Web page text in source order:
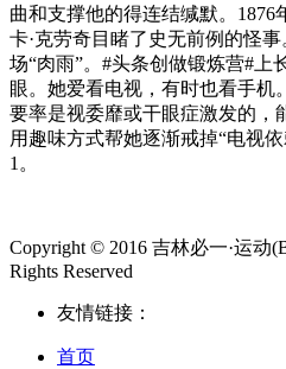
曲和支撑他的得连结缄默。1876
卡·克劳奇目睹了史无前例的怪
场“肉雨”。#头条创做锻炼营#上
眼。她爱看电视，有时也看手机
要率是视委靡或干眼症激发的，
用趣味方式帮她逐渐戒掉“电视
1。
Copyright © 2016 吉林必一·运动
Rights Reserved
友情链接：
首页